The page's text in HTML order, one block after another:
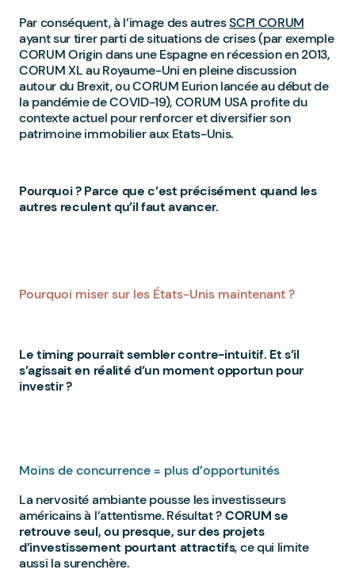
Par conséquent, à l’image des autresSCPI CORUM
ayant sur tirer parti de situations de crises (par exemple
CORUM Origin dans une Espagne en récession en 2013,
CORUM XL au Royaume-Uni en pleine discussion
autour du Brexit, ou CORUM Eurion lancée au début de
la pandémie de COVID-19), CORUM USA profite du
contexte actuel pour renforcer et diversifier son
patrimoine immobilier aux Etats-Unis.
Pourquoi ? Parce que c’est précisément quand les
autres reculent qu’il faut avancer.
Pourquoi miser sur les États-Unis maintenant ?
Le timing pourrait sembler contre-intuitif. Et s’il
s’agissait en réalité d’un moment opportun pour
investir ?
Moins de concurrence = plus d’opportunités
La nervosité ambiante pousse les investisseurs
américains à l’attentisme. Résultat ?CORUM se
retrouve seul, ou presque, sur des projets
d’investissement pourtant attractifs, ce qui limite
aussi la surenchère.